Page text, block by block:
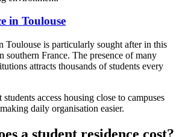
in Toulouse
Toulouse is particularly sought after in this
southern France. The presence of many
attracts thousands of students every
students access housing close to campuses
daily organisation easier.